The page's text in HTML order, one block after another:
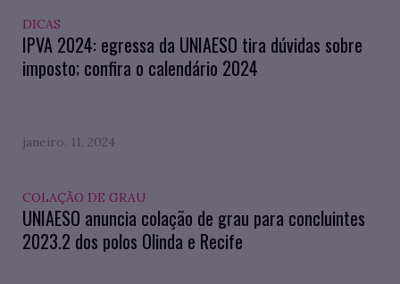
DICAS
IPVA 2024: egressa da UNIAESO tira dúvidas sobre
imposto; confira o calendário 2024
janeiro. 11, 2024
COLAÇÃO DE GRAU
UNIAESO anuncia colação de grau para concluintes
2023.2 dos polos Olinda e Recife